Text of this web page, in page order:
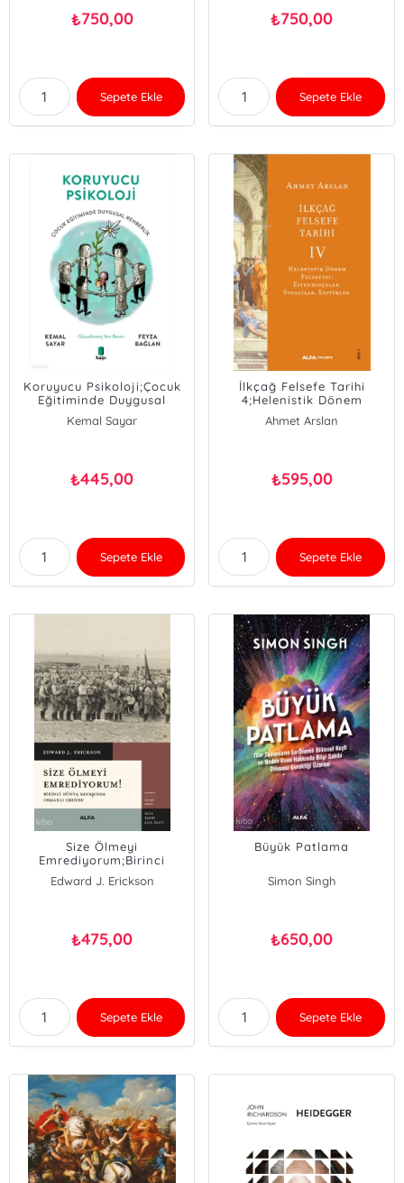
₺750,00
Sepete Ekle
₺750,00
Sepete Ekle
Koruyucu Psikoloji;Çocuk
Eğitiminde Duygusal
Rehberlik
Kemal Sayar
₺445,00
Sepete Ekle
İlkçağ Felsefe Tarihi
4;Helenistik Dönem
Felsefesi: Epikurosçular,
Stoacılar, Septikler
Ahmet Arslan
₺595,00
Sepete Ekle
Size Ölmeyi
Emrediyorum;Birinci
Dünya Savaşında Osmanlı
Ordusu
Edward J. Erickson
₺475,00
Sepete Ekle
Büyük Patlama
Simon Singh
₺650,00
Sepete Ekle